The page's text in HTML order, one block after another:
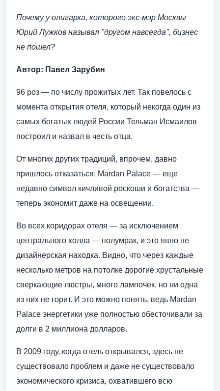
Почему у олигарха, которого экс-мэр Москвы
Юрий Лужков называл "другом навсегда", бизнес
не пошел?
Автор: Павел Зарубин
96 роз — по числу прожитых лет. Так повелось с
момента открытия отеля, который некогда один из
самых богатых людей России Тельман Исмаилов
построил и назвал в честь отца.
От многих других традиций, впрочем, давно
пришлось отказаться. Mardan Palace — еще
недавно символ кичливой роскоши и богатства —
теперь экономит даже на освещении.
Во всех коридорах отеля — за исключением
центрального холла — полумрак, и это явно не
дизайнерская находка. Видно, что через каждые
несколько метров на потолке дорогие хрустальные
сверкающие люстры, много лампочек, но ни одна
из них не горит. И это можно понять, ведь Mardan
Palace энергетики уже полностью обесточивали за
долги в 2 миллиона долларов.
В 2009 году, когда отель открывался, здесь не
существовало проблем и даже не существовало
экономического кризиса, охватившего всю